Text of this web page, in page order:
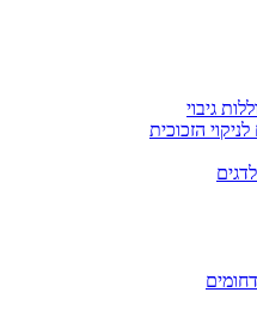
גיבוי
הזכוכית